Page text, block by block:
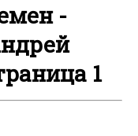
-
1